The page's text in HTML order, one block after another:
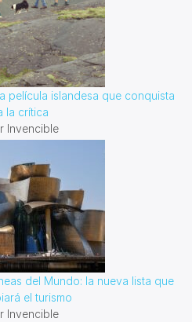
película islandesa que conquista
la crítica
Invencible
del Mundo: la nueva lista que
el turismo
Invencible